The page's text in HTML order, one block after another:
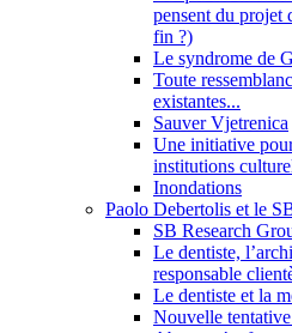
pensent du projet
fin ?)
Le syndrome de
Toute
existantes...
Sauver Vjetrenica
Une initiative
institutions
Inondations
Paolo Debertolis et le
SB Research
Le dentiste,
responsable
Le dentiste et la
Nouvelle